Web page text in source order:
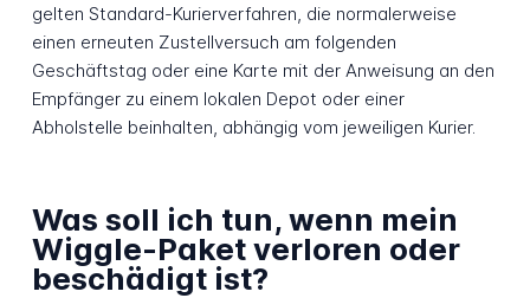
gelten Standard-Kurierverfahren, die normalerweise
einen erneuten Zustellversuch am folgenden
Geschäftstag oder eine Karte mit der Anweisung an den
Empfänger zu einem lokalen Depot oder einer
Abholstelle beinhalten, abhängig vom jeweiligen Kurier.
Was soll ich tun, wenn mein
Wiggle-Paket verloren oder
beschädigt ist?